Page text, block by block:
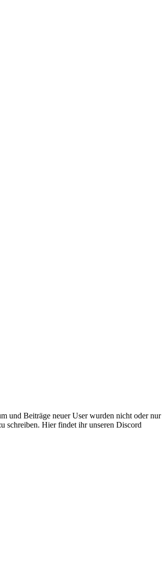
und Beiträge neuer User wurden nicht oder nur
schreiben. Hier findet ihr unseren Discord